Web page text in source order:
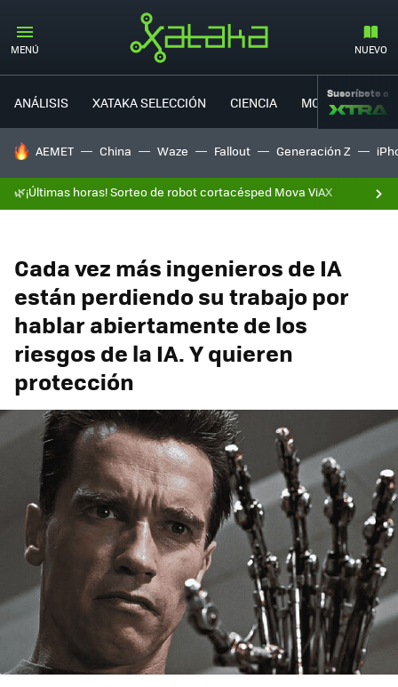
MENÚ NUEVO
ANÁLISIS XATAKA SELECCIÓN CIENCIA MOVILIDAD
Suscríbete a
HOY SE HABLA DE
AEMET China Waze Fallout Generación Z
🌿¡Últimas horas! Sorteo de robot cortacésped Mova ViAX
Cada vez más ingenieros de IA
están perdiendo su trabajo por
hablar abiertamente de los
riesgos de la IA. Y quieren
protección